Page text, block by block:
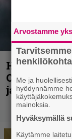
Hellsinki
Opeth,
ja muita
Arvostamme
Me ja
hyödynnämme
mainoksia.
Hyväksymällä
Käytämme